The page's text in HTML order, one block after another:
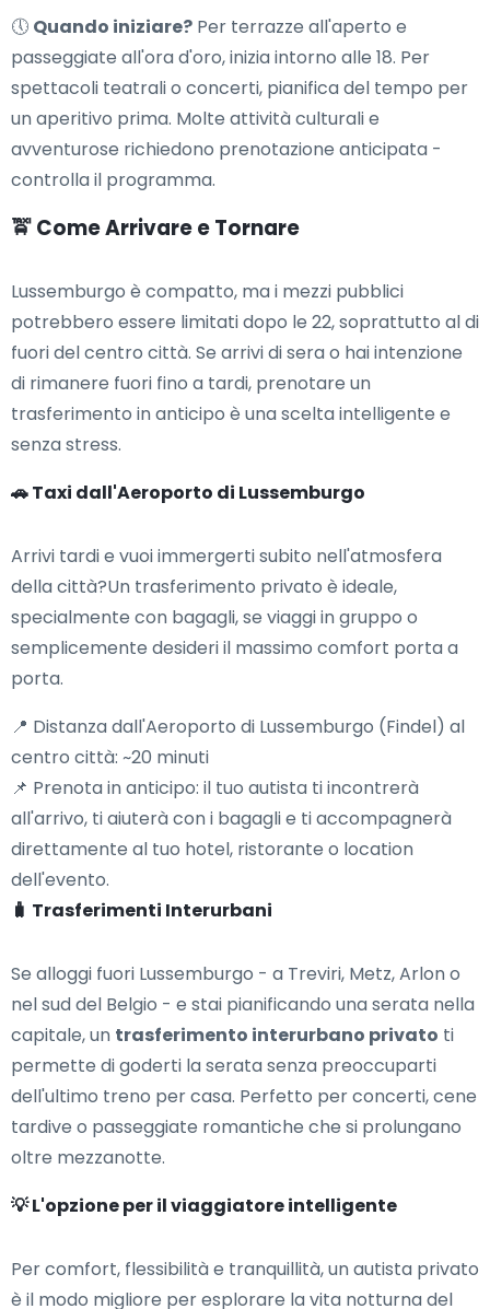
🕔 Quando iniziare? Per terrazze all'aperto e
passeggiate all'ora d'oro, inizia intorno alle 18. Per
spettacoli teatrali o concerti, pianifica del tempo per
un aperitivo prima. Molte attività culturali e
avventurose richiedono prenotazione anticipata -
controlla il programma.
🚖 Come Arrivare e Tornare
Lussemburgo è compatto, ma i mezzi pubblici
potrebbero essere limitati dopo le 22, soprattutto al di
fuori del centro città. Se arrivi di sera o hai intenzione
di rimanere fuori fino a tardi, prenotare un
trasferimento in anticipo è una scelta intelligente e
senza stress.
🚗 Taxi dall'Aeroporto di Lussemburgo
Arrivi tardi e vuoi immergerti subito nell'atmosfera
della città?Un trasferimento privato è ideale,
specialmente con bagagli, se viaggi in gruppo o
semplicemente desideri il massimo comfort porta a
porta.
📍 Distanza dall'Aeroporto di Lussemburgo (Findel) al
centro città: ~20 minuti
📌 Prenota in anticipo: il tuo autista ti incontrerà
all'arrivo, ti aiuterà con i bagagli e ti accompagnerà
direttamente al tuo hotel, ristorante o location
dell'evento.
🧳 Trasferimenti Interurbani
Se alloggi fuori Lussemburgo - a Treviri, Metz, Arlon o
nel sud del Belgio - e stai pianificando una serata nella
capitale, un trasferimento interurbano privato ti
permette di goderti la serata senza preoccuparti
dell'ultimo treno per casa. Perfetto per concerti, cene
tardive o passeggiate romantiche che si prolungano
oltre mezzanotte.
💡 L'opzione per il viaggiatore intelligente
Per comfort, flessibilità e tranquillità, un autista privato
è il modo migliore per esplorare la vita notturna del